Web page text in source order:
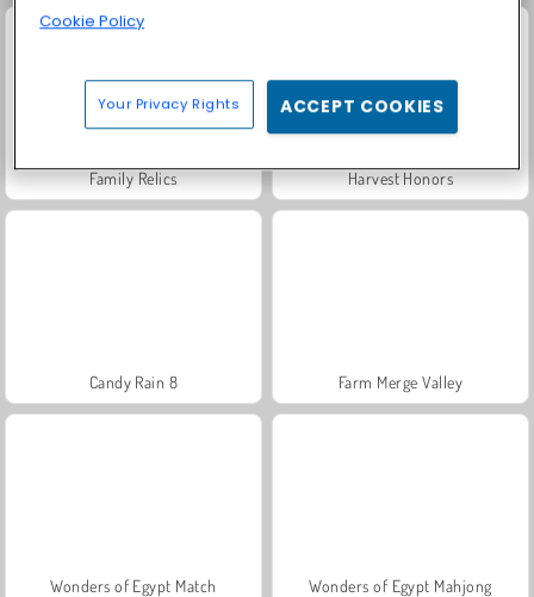
Family Relics Harvest Honors
Candy Rain 8 Farm Merge Valley
Wonders of Egypt Match Wonders of Egypt Mahjong
Cookie Policy
Your Privacy Rights ACCEPT COOKIES